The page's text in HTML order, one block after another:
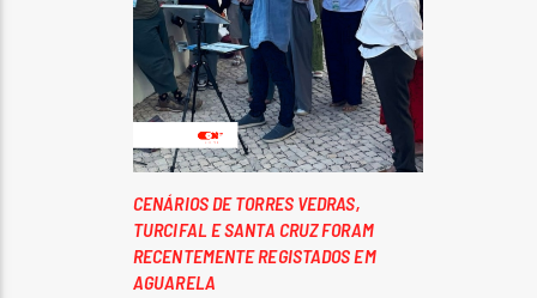
CENÁRIOS DE TORRES VEDRAS,
TURCIFAL E SANTA CRUZ FORAM
RECENTEMENTE REGISTADOS EM
AGUARELA